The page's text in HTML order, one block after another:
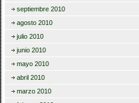
septiembre 2010
agosto 2010
julio 2010
junio 2010
mayo 2010
abril 2010
marzo 2010